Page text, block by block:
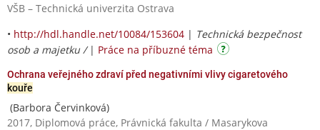
VŠB – Technická univerzita Ostrava
• http://hdl.handle.net/10084/153604 | Technická bezpečnost
osob a majetku / | Práce na příbuzné téma
Ochrana veřejného zdraví před negativními vlivy cigaretového
kouře
(Barbora Červinková)
2017, Diplomová práce, Právnická fakulta / Masarykova